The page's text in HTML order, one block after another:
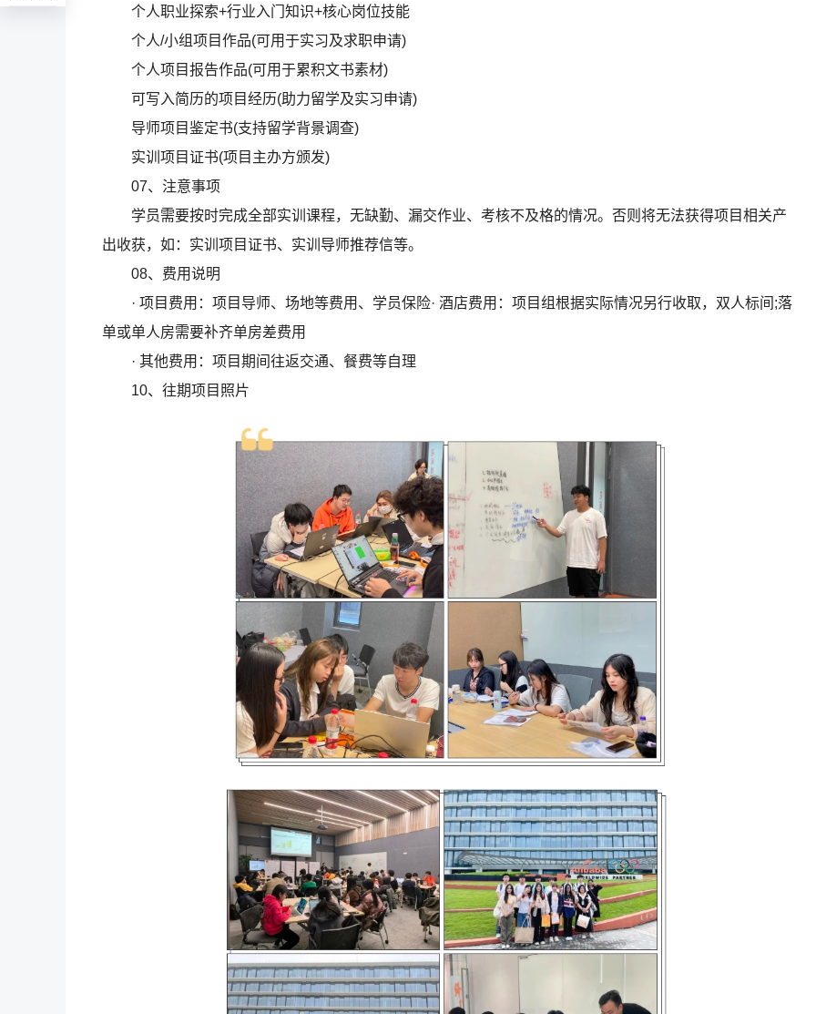
个人职业探索+行业入门知识+核心岗位技能
个人/小组项目作品(可用于实习及求职申请)
个人项目报告作品(可用于累积文书素材)
可写入简历的项目经历(助力留学及实习申请)
导师项目鉴定书(支持留学背景调查)
实训项目证书(项目主办方颁发)
07、注意事项
学员需要按时完成全部实训课程，无缺勤、漏交作业、考核不及格的情况。否则将无法获得项目相关产
出收获，如：实训项目证书、实训导师推荐信等。
08、费用说明
· 项目费用：项目导师、场地等费用、学员保险· 酒店费用：项目组根据实际情况另行收取，双人标间;落
单或单人房需要补齐单房差费用
· 其他费用：项目期间往返交通、餐费等自理
10、往期项目照片